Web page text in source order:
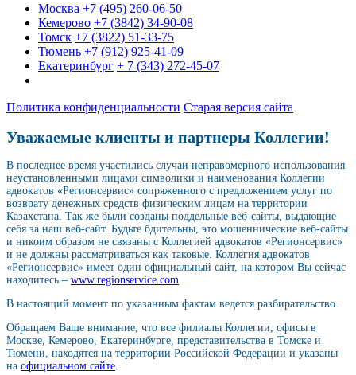
Москва +7 (495) 260-06-50
Кемерово +7 (3842) 34-90-08
Томск +7 (3822) 51-33-75
Тюмень +7 (912) 925-41-09
Екатеринбург + 7 (343) 272-45-07
Политика конфиденциальности Старая версия сайта
Уважаемые клиенты и партнеры Коллегии!
В последнее время участились случаи неправомерного использования
неустановленными лицами символики и наименования Коллегии
адвокатов «Регионсервис» сопряженного с предложением услуг по
возврату денежных средств физическим лицам на территории
Казахстана. Так же были созданы поддельные веб-сайты, выдающие
себя за наш веб-сайт. Будьте бдительны, это мошеннические веб-сайты
и никоим образом не связаны с Коллегией адвокатов «Регионсервис»
и не должны рассматриваться как таковые. Коллегия адвокатов
«Регионсервис» имеет один официальный сайт, на котором Вы сейчас
находитесь – www.regionservice.com
В настоящий момент по указанным фактам ведется разбирательство.
Обращаем Ваше внимание, что все филиалы Коллегии, офисы в
Москве, Кемерово, Екатеринбурге, представительства в Томске и
Тюмени, находятся на территории Российской Федерации и указаны
на официальном сайте